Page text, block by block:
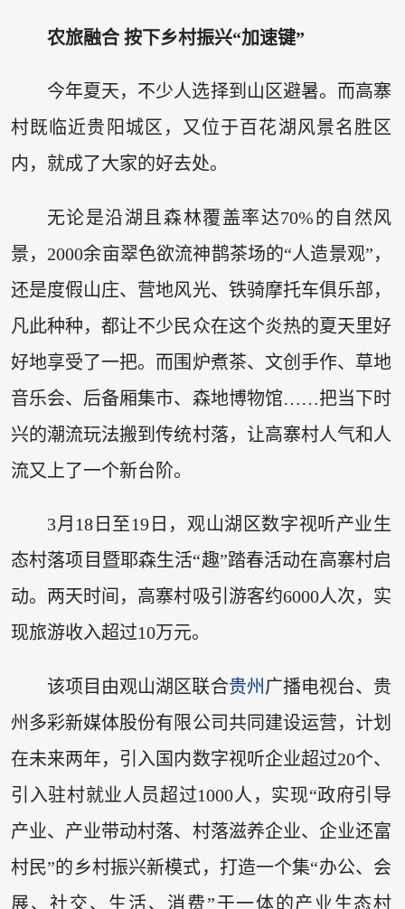
农旅融合 按下乡村振兴“加速键”
今年夏天，不少人选择到山区避暑。而高寨
村既临近贵阳城区，又位于百花湖风景名胜区
内，就成了大家的好去处。
无论是沿湖且森林覆盖率达70%的自然风
景，2000余亩翠色欲流神鹊茶场的“人造景观”，
还是度假山庄、营地风光、铁骑摩托车俱乐部，
凡此种种，都让不少民众在这个炎热的夏天里好
好地享受了一把。而围炉煮茶、文创手作、草地
音乐会、后备厢集市、森地博物馆……把当下时
兴的潮流玩法搬到传统村落，让高寨村人气和人
流又上了一个新台阶。
3月18日至19日，观山湖区数字视听产业生
态村落项目暨耶森生活“趣”踏春活动在高寨村启
动。两天时间，高寨村吸引游客约6000人次，实
现旅游收入超过10万元。
该项目由观山湖区联合贵州 广播电视台、贵
州多彩新媒体股份有限公司共同建设运营，计划
在未来两年，引入国内数字视听企业超过20个、
引入驻村就业人员超过1000人，实现“政府引导
产业、产业带动村落、村落滋养企业、企业还富
村民”的乡村振兴新模式，打造一个集“办公、会
展、社交、生活、消费”于一体的产业生态村